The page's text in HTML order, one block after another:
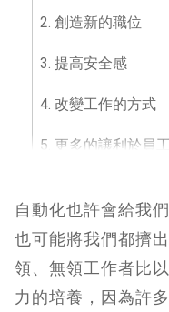
2. 創造新的職位
3. 提高安全感
4. 改變工作的方式
5. 更多的讓利於員工
自動化也許會給我
也可能將我們都擠
領、無領工作者比
力的培養，因為許